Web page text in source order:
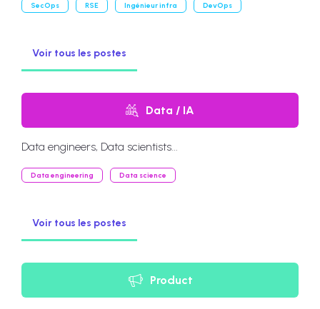
SecOps RSE Ingénieur infra DevOps
Voir tous les postes
Data / IA
Data engineers, Data scientists...
Data engineering Data science
Voir tous les postes
Product